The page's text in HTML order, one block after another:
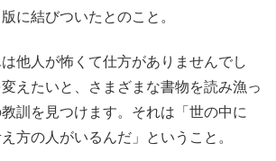
に結びついたとのこと。
他人が怖くて仕方がありませんでし
えたいと、さまざまな書物を読み漁っ
訓を見つけます。それは「世の中に
方の人がいるんだ」ということ。